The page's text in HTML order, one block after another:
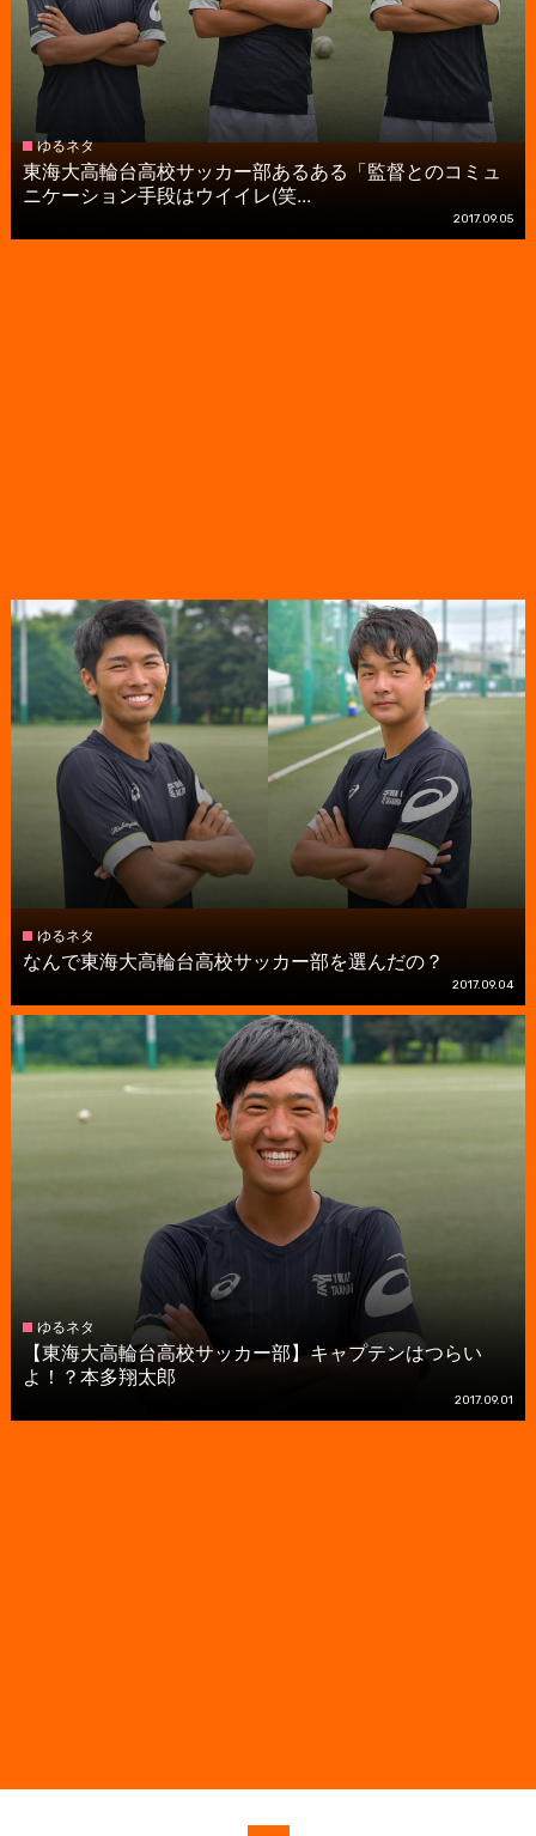
ゆるネタ
東海大高輪台高校サッカー部あるある「監督とのコミュ
ニケーション手段はウイイレ(笑...
2017.09.05
ゆるネタ
なんで東海大高輪台高校サッカー部を選んだの？
2017.09.04
ゆるネタ
【東海大高輪台高校サッカー部】キャプテンはつらい
よ！？本多翔太郎
2017.09.01